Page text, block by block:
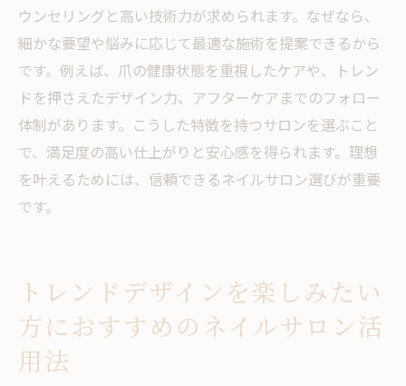
ウンセリングと高い技術力が求められます。なぜなら、
細かな要望や悩みに応じて最適な施術を提案できるから
です。例えば、爪の健康状態を重視したケアや、トレン
ドを押さえたデザイン力、アフターケアまでのフォロー
体制があります。こうした特徴を持つサロンを選ぶこと
で、満足度の高い仕上がりと安心感を得られます。理想
を叶えるためには、信頼できるネイルサロン選びが重要
です。
トレンドデザインを楽しみたい
方におすすめのネイルサロン活
用法